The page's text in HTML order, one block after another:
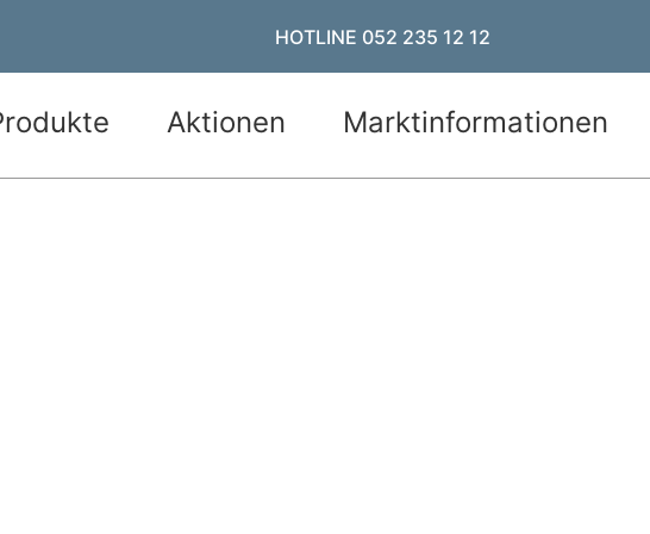
HOTLINE 052 235 12 12
Aktionen Marktinformationen